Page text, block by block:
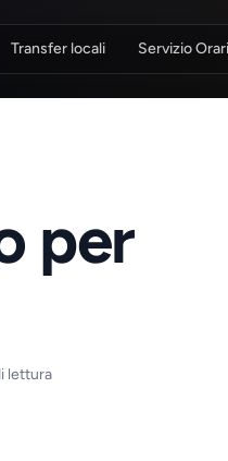
Transfer locali Servizio
per
lettura